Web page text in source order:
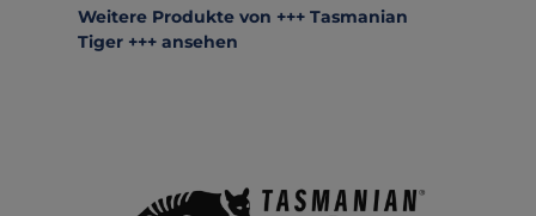
Produktgalerie überspringen
Weitere Produkte von +++ Tasmanian
Tiger +++ ansehen